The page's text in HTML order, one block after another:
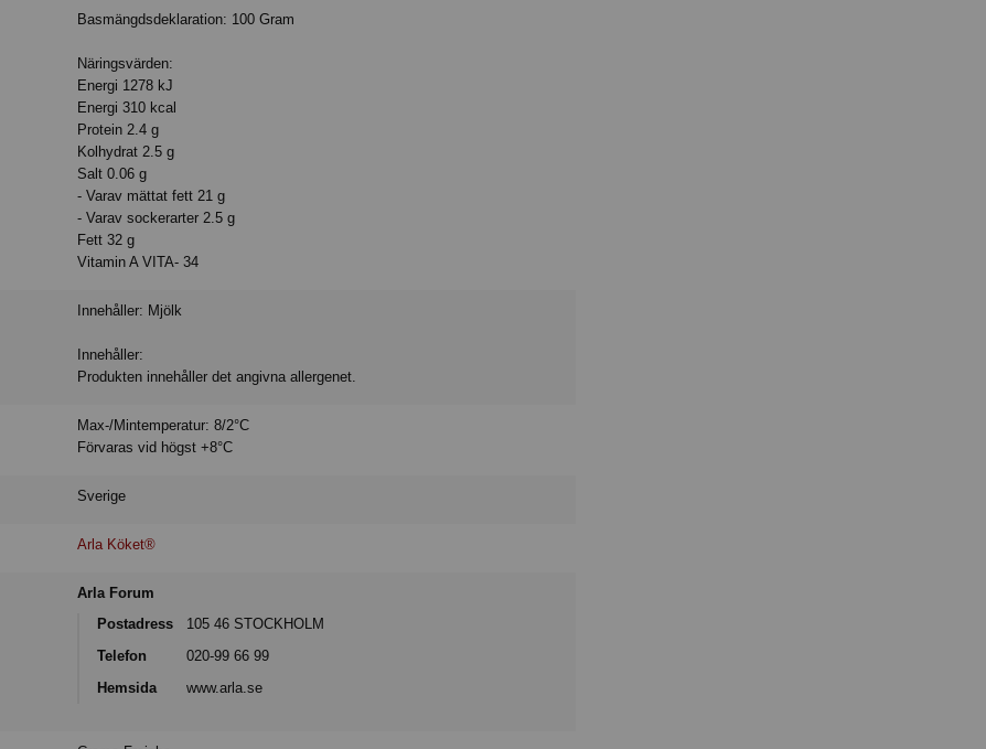
Basmängdsdeklaration: 100 Gram
Näringsvärden:
Energi 1278 kJ
Energi 310 kcal
Protein 2.4 g
Kolhydrat 2.5 g
Salt 0.06 g
- Varav mättat fett 21 g
- Varav sockerarter 2.5 g
Fett 32 g
Vitamin A VITA- 34
Innehåller: Mjölk
Innehåller:
Produkten innehåller det angivna allergenet.
Max-/Mintemperatur: 8/2°C
Förvaras vid högst +8°C
Sverige
Arla Köket®
Arla Forum
Postadress
105 46 STOCKHOLM
Telefon
020-99 66 99
Hemsida
www.arla.se